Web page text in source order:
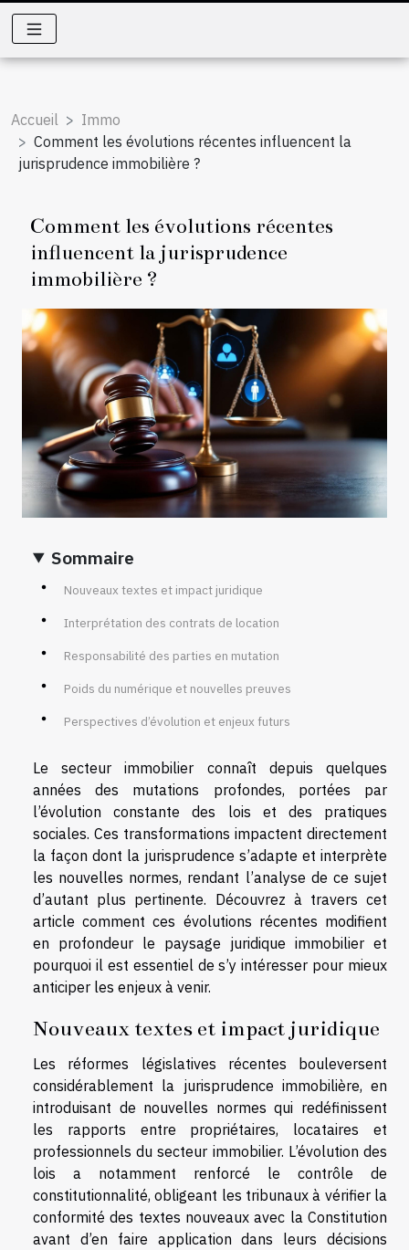
Accueil
Immo
Comment les évolutions récentes influencent la
jurisprudence immobilière ?
Comment les évolutions récentes
influencent la jurisprudence
immobilière ?
Sommaire
Nouveaux textes et impact juridique
Interprétation des contrats de location
Responsabilité des parties en mutation
Poids du numérique et nouvelles preuves
Perspectives d’évolution et enjeux futurs
Le secteur immobilier connaît depuis quelques
années des mutations profondes, portées par
l’évolution constante des lois et des pratiques
sociales. Ces transformations impactent directement
la façon dont la jurisprudence s’adapte et interprète
les nouvelles normes, rendant l’analyse de ce sujet
d’autant plus pertinente. Découvrez à travers cet
article comment ces évolutions récentes modifient
en profondeur le paysage juridique immobilier et
pourquoi il est essentiel de s’y intéresser pour mieux
anticiper les enjeux à venir.
Nouveaux textes et impact juridique
Les réformes législatives récentes bouleversent
considérablement la jurisprudence immobilière, en
introduisant de nouvelles normes qui redéfinissent
les rapports entre propriétaires, locataires et
professionnels du secteur immobilier. L’évolution des
lois a notamment renforcé le contrôle de
constitutionnalité, obligeant les tribunaux à vérifier la
conformité des textes nouveaux avec la Constitution
avant d’en faire application dans leurs décisions